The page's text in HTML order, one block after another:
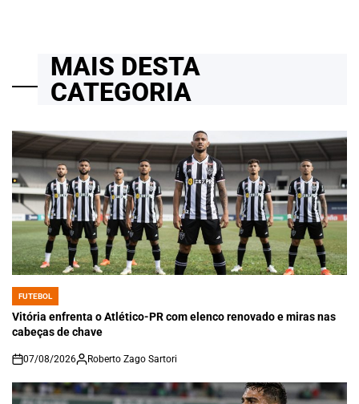
MAIS DESTA
CATEGORIA
POSTED
IN
FUTEBOL
Vitória enfrenta o Atlético-PR com elenco renovado e miras nas
cabeças de chave
on
07/08/2026 Roberto Zago Sartori